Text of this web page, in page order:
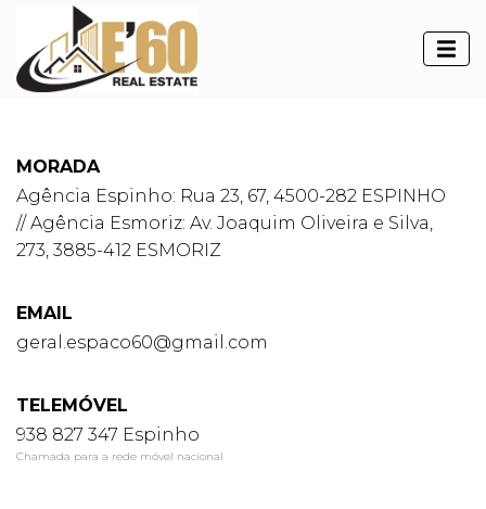
Contacte-nos
MORADA
Agência Espinho: Rua 23, 67, 4500-282 ESPINHO
// Agência Esmoriz: Av. Joaquim Oliveira e Silva,
273, 3885-412 ESMORIZ
EMAIL
geral.espaco60@gmail.com
TELEMÓVEL
938 827 347 Espinho
Chamada para a rede móvel nacional